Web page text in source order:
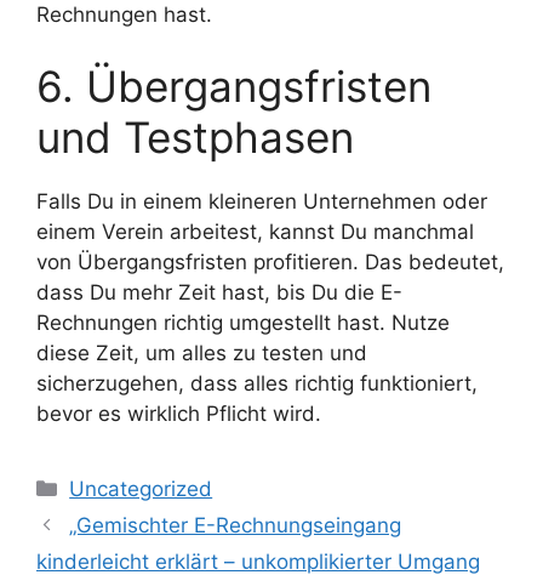
Rechnungen hast.
6. Übergangsfristen
und Testphasen
Falls Du in einem kleineren Unternehmen oder
einem Verein arbeitest, kannst Du manchmal
von Übergangsfristen profitieren. Das bedeutet,
dass Du mehr Zeit hast, bis Du die E-
Rechnungen richtig umgestellt hast. Nutze
diese Zeit, um alles zu testen und
sicherzugehen, dass alles richtig funktioniert,
bevor es wirklich Pflicht wird.
Kategorien
Uncategorized
„Gemischter E-Rechnungseingang
kinderleicht erklärt – unkomplikierter Umgang